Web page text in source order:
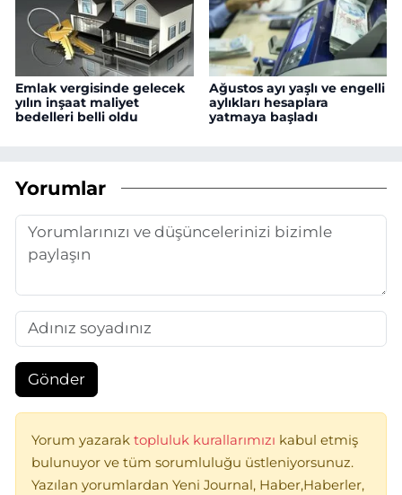
Emlak vergisinde gelecek
yılın inşaat maliyet
bedelleri belli oldu
Ağustos ayı yaşlı ve engelli
aylıkları hesaplara
yatmaya başladı
Yorumlar
Gönder
Yorum yazarak topluluk kurallarımızı kabul etmiş
bulunuyor ve tüm sorumluluğu üstleniyorsunuz.
Yazılan yorumlardan Yeni Journal, Haber,Haberler,